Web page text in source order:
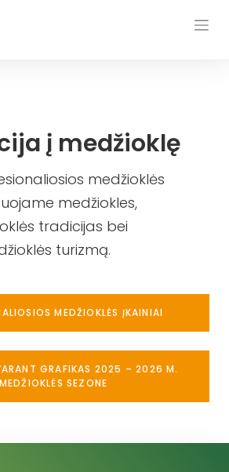
į medžioklę
medžioklės
medžiokles,
tradicijas bei
turizmą.
MEDŽIOKLĖS ĮKAINIAI
GRAFIKAS 2025 – 2026 M.
MEDŽIOKLĖS SEZONE